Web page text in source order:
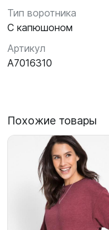
Тип воротника
С капюшоном
Артикул
A7016310
Похожие товары